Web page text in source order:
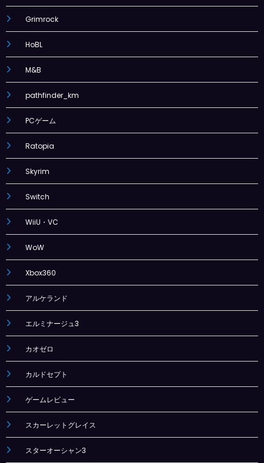
Grimrock
HoBL
M&B
pathfinder_km
PCゲーム
Ratopia
Skyrim
Switch
WiiU・VC
WoW
Xbox360
アルケランド
エルミナージュ3
カオゼロ
カルドセプト
ゲームレビュー
スカーレットグレイス
スターオーシャン3